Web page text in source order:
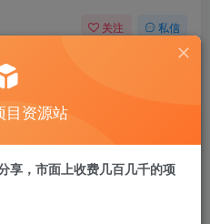
关注 私信
目资源站
享，市面上收费几百几千的项